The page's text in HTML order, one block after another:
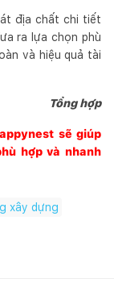
địa chất chi tiết
ra lựa chọn phù
và hiệu quả tài
Tổng hợp
sẽ giúp
hợp và nhanh
xây dựng